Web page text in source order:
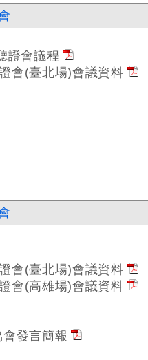
證會議程
會(臺北場)會議資料
會(臺北場)會議資料
會(高雄場)會議資料
發言簡報